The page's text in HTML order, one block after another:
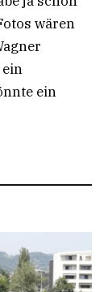
wären
ein